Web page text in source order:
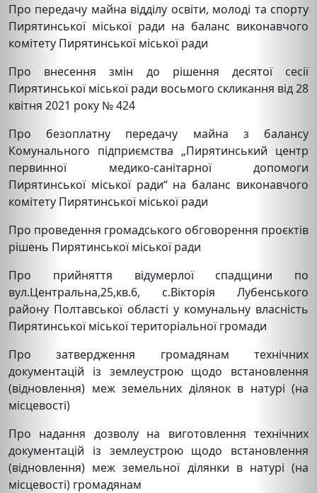
Про передачу майна відділу освіти, молоді та спорту
Пирятинської міської ради на баланс виконавчого
комітету Пирятинської міської ради
Про внесення змін до рішення десятої сесії
Пирятинської міської ради восьмого скликання від 28
квітня 2021 року № 424
Про безоплатну передачу майна з балансу
Комунального підприємства „Пирятинський центр
первинної медико-санітарної допомоги
Пирятинської міської ради“ на баланс виконавчого
комітету Пирятинської міської ради
Про проведення громадського обговорення проєктів
рішень Пирятинської міської ради
Про прийняття відумерлої спадщини по
вул.Центральна,25,кв.6, с.Вікторія Лубенського
району Полтавської області у комунальну власність
Пирятинської міської територіальної громади
Про затвердження громадянам технічних
документацій із землеустрою щодо встановлення
(відновлення) меж земельних ділянок в натурі (на
місцевості)
Про надання дозволу на виготовлення технічних
документацій із землеустрою щодо встановлення
(відновлення) меж земельної ділянки в натурі (на
місцевості) громадянам